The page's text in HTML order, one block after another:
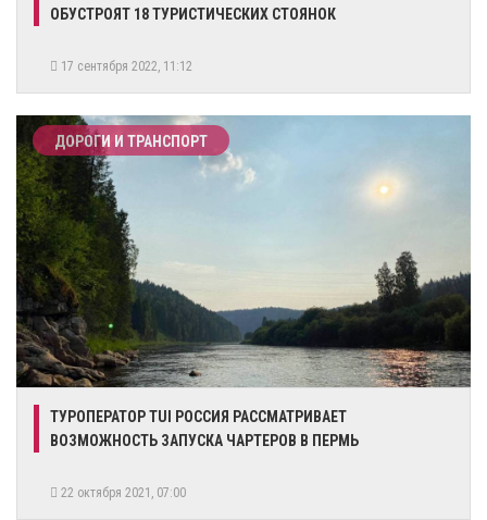
ОБУСТРОЯТ 18 ТУРИСТИЧЕСКИХ СТОЯНОК
17 сентября 2022, 11:12
ДОРОГИ И ТРАНСПОРТ
ТУРОПЕРАТОР TUI РОССИЯ РАССМАТРИВАЕТ
ВОЗМОЖНОСТЬ ЗАПУСКА ЧАРТЕРОВ В ПЕРМЬ
22 октября 2021, 07:00